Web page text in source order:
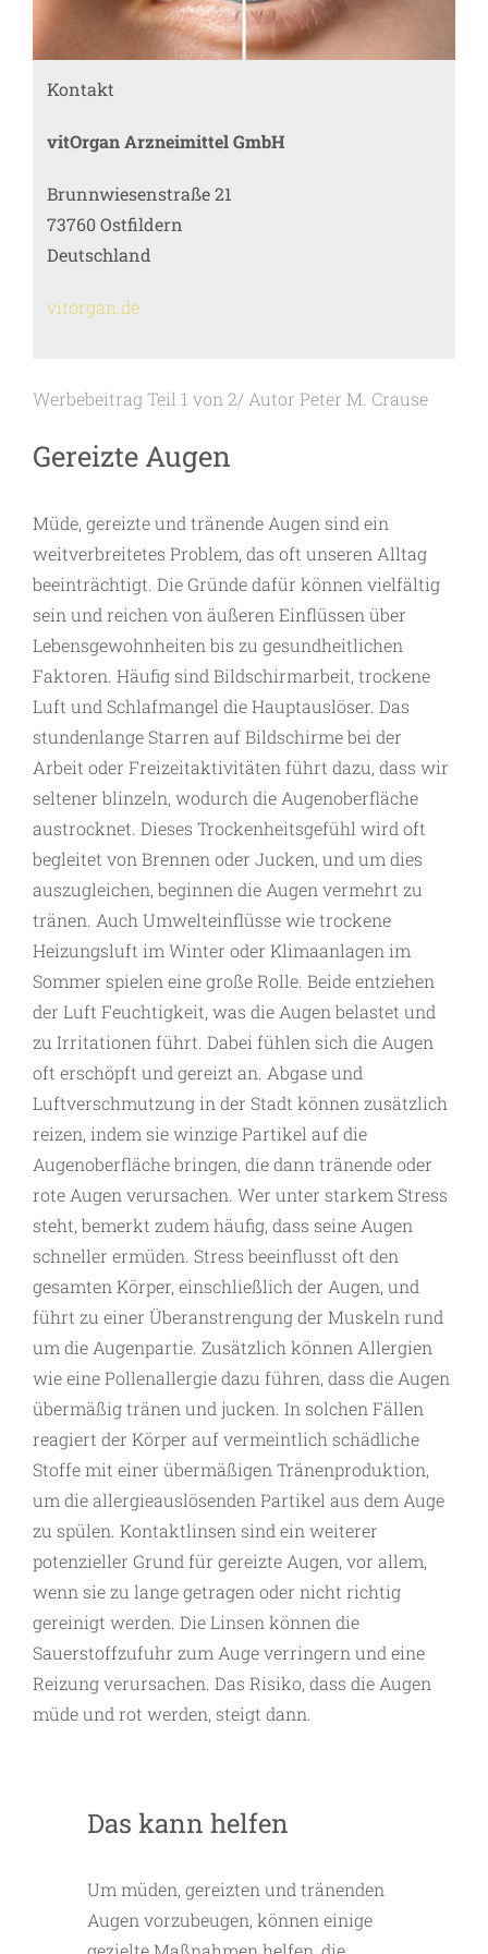
Kontakt
vitOrgan Arzneimittel GmbH
Brunnwiesenstraße 21
73760 Ostfildern
Deutschland
vitorgan.de
Werbebeitrag Teil 1 von 2/ Autor Peter M. Crause
Gereizte Augen
Müde, gereizte und tränende Augen sind ein
weitverbreitetes Problem, das oft unseren Alltag
beeinträchtigt. Die Gründe dafür können vielfältig
sein und reichen von äußeren Einflüssen über
Lebensgewohnheiten bis zu gesundheitlichen
Faktoren. Häufig sind Bildschirmarbeit, trockene
Luft und Schlafmangel die Hauptauslöser. Das
stundenlange Starren auf Bildschirme bei der
Arbeit oder Freizeitaktivitäten führt dazu, dass wir
seltener blinzeln, wodurch die Augenoberfläche
austrocknet. Dieses Trockenheitsgefühl wird oft
begleitet von Brennen oder Jucken, und um dies
auszugleichen, beginnen die Augen vermehrt zu
tränen. Auch Umwelteinflüsse wie trockene
Heizungsluft im Winter oder Klimaanlagen im
Sommer spielen eine große Rolle. Beide entziehen
der Luft Feuchtigkeit, was die Augen belastet und
zu Irritationen führt. Dabei fühlen sich die Augen
oft erschöpft und gereizt an. Abgase und
Luftverschmutzung in der Stadt können zusätzlich
reizen, indem sie winzige Partikel auf die
Augenoberfläche bringen, die dann tränende oder
rote Augen verursachen. Wer unter starkem Stress
steht, bemerkt zudem häufig, dass seine Augen
schneller ermüden. Stress beeinflusst oft den
gesamten Körper, einschließlich der Augen, und
führt zu einer Überanstrengung der Muskeln rund
um die Augenpartie. Zusätzlich können Allergien
wie eine Pollenallergie dazu führen, dass die Augen
übermäßig tränen und jucken. In solchen Fällen
reagiert der Körper auf vermeintlich schädliche
Stoffe mit einer übermäßigen Tränenproduktion,
um die allergieauslösenden Partikel aus dem Auge
zu spülen. Kontaktlinsen sind ein weiterer
potenzieller Grund für gereizte Augen, vor allem,
wenn sie zu lange getragen oder nicht richtig
gereinigt werden. Die Linsen können die
Sauerstoffzufuhr zum Auge verringern und eine
Reizung verursachen. Das Risiko, dass die Augen
müde und rot werden, steigt dann.
Das kann helfen
Um müden, gereizten und tränenden
Augen vorzubeugen, können einige